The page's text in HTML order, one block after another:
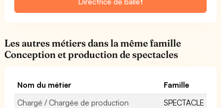
Les autres métiers dans la même famille
Conception et production de spectacles
Nom du métier
Famille
Chargé / Chargée de production
SPECTACLE